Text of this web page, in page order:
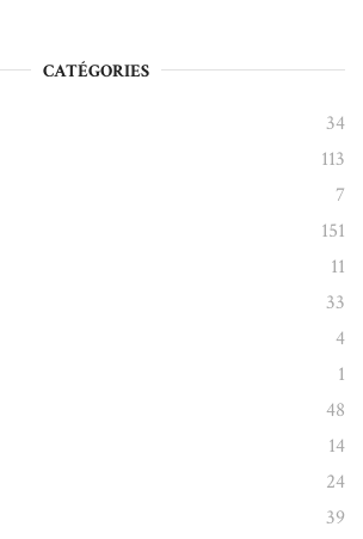
CATÉGORIES
34
113
7
151
11
33
4
1
48
14
24
39